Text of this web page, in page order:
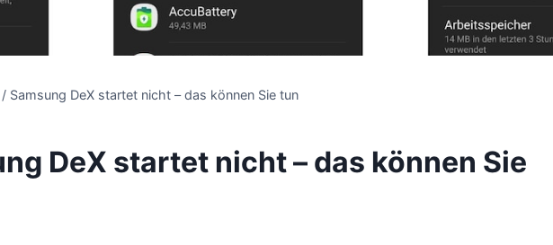
/ Samsung DeX startet nicht – das können Sie tun
DeX startet nicht – das können Sie